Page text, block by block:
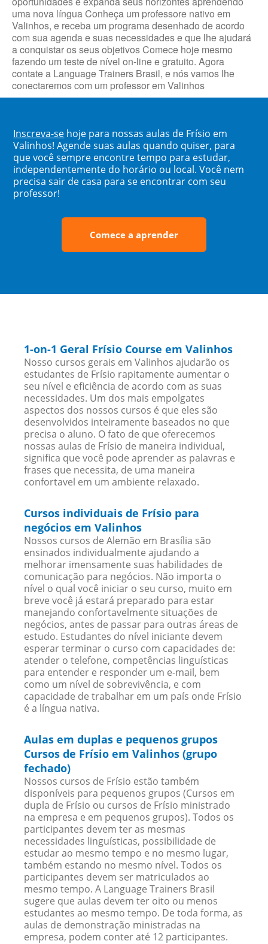
uma nova língua Conheça um professore nativo em
Valinhos, e receba um programa desenhado de acordo
com sua agenda e suas necessidades e que lhe ajudará
a conquistar os seus objetivos Comece hoje mesmo
fazendo um teste de nível on-line e gratuito. Agora
contate a Language Trainers Brasil, e nós vamos lhe
conectaremos com um professor em Valinhos
Inscreva-se hoje para nossas aulas de Frísio em
Valinhos! Agende suas aulas quando quiser, para
que você sempre encontre tempo para estudar,
independentemente do horário ou local. Você nem
precisa sair de casa para se encontrar com seu
professor!
Comece a aprender
1-on-1 Geral Frísio Course em Valinhos
Nosso cursos gerais em Valinhos ajudarão os
estudantes de Frísio rapitamente aumentar o
seu nível e eficiência de acordo com as suas
necessidades. Um dos mais empolgates
aspectos dos nossos cursos é que eles são
desenvolvidos inteiramente baseados no que
precisa o aluno. O fato de que oferecemos
nossas aulas de Frísio de maneira individual,
significa que você pode aprender as palavras e
frases que necessita, de uma maneira
confortavel em um ambiente relaxado.
Cursos individuais de Frísio para
negócios em Valinhos
Nossos cursos de Alemão em Brasília são
ensinados individualmente ajudando a
melhorar imensamente suas habilidades de
comunicação para negócios. Não importa o
nível o qual você iniciar o seu curso, muito em
breve você já estará preparado para estar
manejando confortavelmente situações de
negócios, antes de passar para outras áreas de
estudo. Estudantes do nível iniciante devem
esperar terminar o curso com capacidades de:
atender o telefone, competências linguísticas
para entender e responder um e-mail, bem
como um nível de sobrevivência, e com
capacidade de trabalhar em um país onde Frísio
é a língua nativa.
Aulas em duplas e pequenos grupos
Cursos de Frísio em Valinhos (grupo
fechado)
Nossos cursos de Frísio estão também
disponíveis para pequenos grupos (Cursos em
dupla de Frísio ou cursos de Frísio ministrado
na empresa e em pequenos grupos). Todos os
participantes devem ter as mesmas
necessidades linguísticas, possibilidade de
estudar ao mesmo tempo e no mesmo lugar,
também estando no mesmo nível. Todos os
participantes devem ser matriculados ao
mesmo tempo. A Language Trainers Brasil
sugere que aulas devem ter oito ou menos
estudantes ao mesmo tempo. De toda forma, as
aulas de demonstração ministradas na
empresa, podem conter até 12 participantes.